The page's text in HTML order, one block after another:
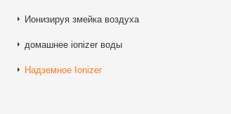
Ионизируя змейка воздуха
домашнее ionizer воды
Надземное Ionizer